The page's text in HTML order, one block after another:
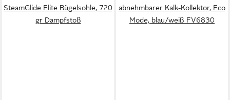
SteamGlide Elite Bügelsohle, 720
gr Dampfstoß
abnehmbarer Kalk-Kollektor, Eco
Mode, blau/weiß FV6830